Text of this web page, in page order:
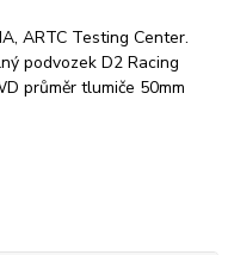
ARTC Testing Center.
podvozek D2 Racing
průměr tlumiče 50mm